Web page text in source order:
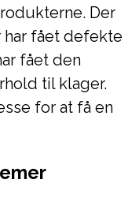
Der
fået defekte
fået den
til klager.
for at få en